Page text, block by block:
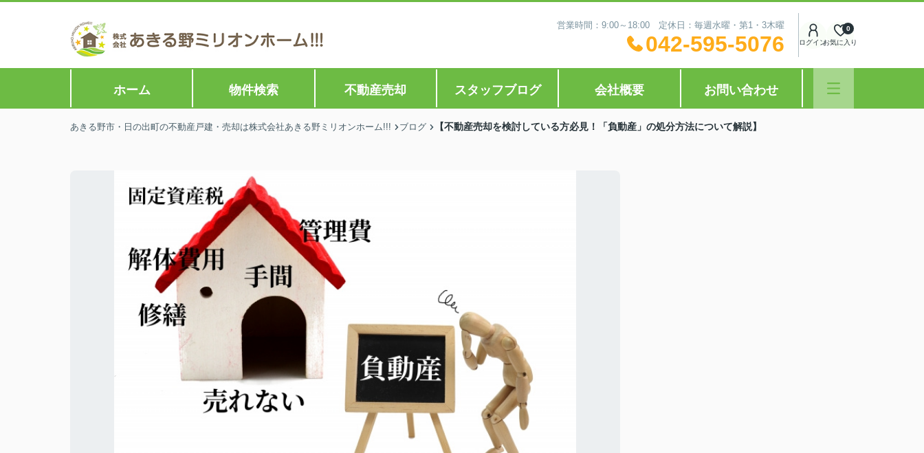
営業時間：9:00～18:00 定休日：毎週水曜・第1・3木曜
042-595-5076 ログインお気に入り
0
ホーム 物件検索 不動産売却 スタッフブログ 会社概要 お問い合わせ
あきる野市・日の出町の不動産戸建・売却は株式会社あきる野ミリオンホーム!!! ブログ 【不動産売却を検討している方必見！「負動産」の処分方法について解説】